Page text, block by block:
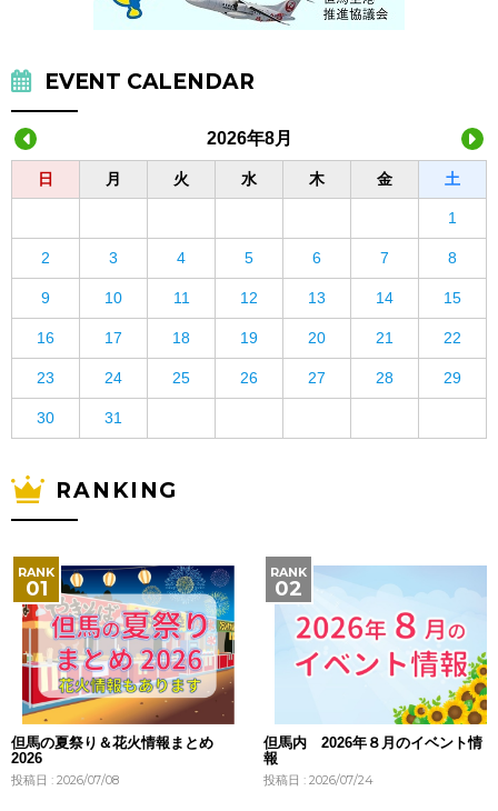
EVENT CALENDAR
2026年8月
日 月 火 水 木 金 土
1
2 3 4 5 6 7 8
9 10 11 12 13 14 15
16 17 18 19 20 21 22
23 24 25 26 27 28 29
30 31
RANKING
但馬の夏祭り＆花火情報まとめ
2026
投稿日 : 2026/07/08
但馬内 2026年８月のイベント情
報
投稿日 : 2026/07/24